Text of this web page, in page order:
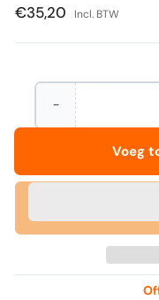
prijs
€35,20 Incl. BTW
−Aantal
verminderen
300
kleuren
inktcartridge
Hoeveelheid
Voeg